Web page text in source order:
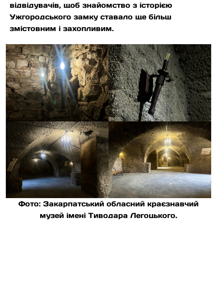
відвідувачів, щоб знайомство з історією
Ужгородського замку ставало ще більш
змістовним і захопливим.
Фото: Закарпатський обласний краєзнавчий
музей імені Тиводара Легоцького.